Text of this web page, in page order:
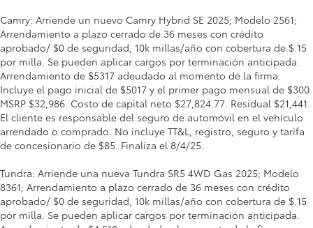
Camry: Arriende un nuevo Camry Hybrid SE 2025; Modelo 2561;
Arrendamiento a plazo cerrado de 36 meses con crédito
aprobado/ $0 de seguridad, 10k millas/año con cobertura de $.15
por milla. Se pueden aplicar cargos por terminación anticipada.
Arrendamiento de $5317 adeudado al momento de la firma.
Incluye el pago inicial de $5017 y el primer pago mensual de $300.
MSRP $32,986. Costo de capital neto $27,824.77. Residual $21,441.
El cliente es responsable del seguro de automóvil en el vehículo
arrendado o comprado. No incluye TT&L, registro, seguro y tarifa
de concesionario de $85. Finaliza el 8/4/25.
Tundra: Arriende una nueva Tundra SR5 4WD Gas 2025; Modelo
8361; Arrendamiento a plazo cerrado de 36 meses con crédito
aprobado/ $0 de seguridad, 10k millas/año con cobertura de $.15
por milla. Se pueden aplicar cargos por terminación anticipada.